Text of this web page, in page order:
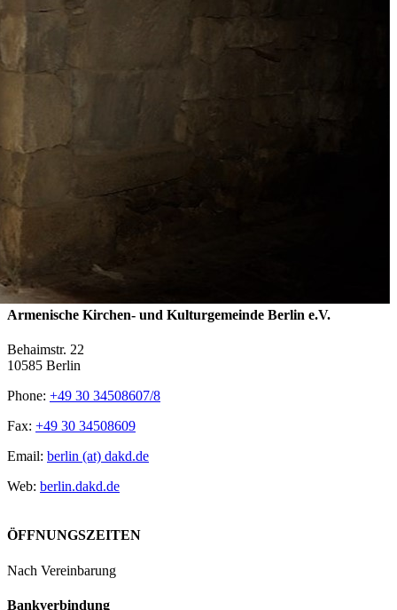
Armenische Kirchen- und Kulturgemeinde Berlin e.V.
Behaimstr. 22
10585 Berlin
Phone: +49 30 34508607/8
Fax: +49 30 34508609
Email: berlin (at) dakd.de
Web: berlin.dakd.de
ÖFFNUNGSZEITEN
Nach Vereinbarung
Bankverbindung